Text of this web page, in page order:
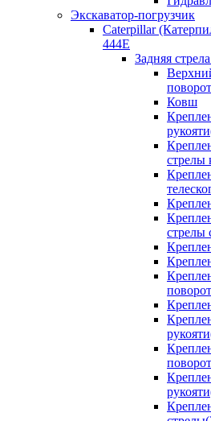
Экскаватор-погрузчик
Caterpillar
444E
Задняя
Ковш
стрелы
стрелы